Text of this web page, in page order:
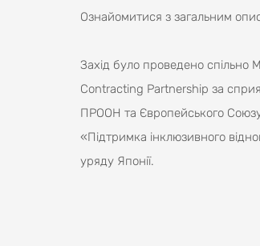
Ознайомитися з загальним
Захід було проведено спільно
Contracting Partnership за
ПРООН та Європейського
«Підтримка інклюзивного
уряду Японії.